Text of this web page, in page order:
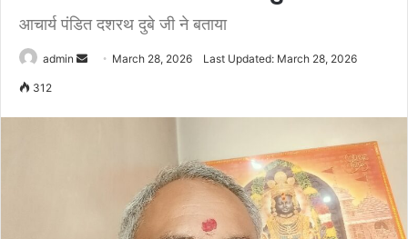
आचार्य पंडित दशरथ दुबे जी ने बताया
admin March 28, 2026 Last Updated: March 28, 2026
312